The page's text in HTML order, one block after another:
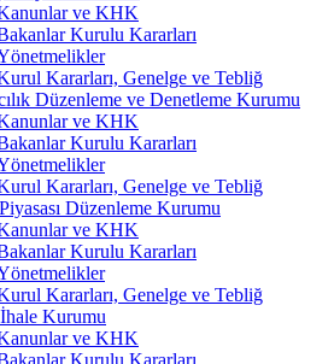
ve KHK
Kurulu Kararları
Kararları, Genelge ve Tebliğ
Düzenleme ve Denetleme Kurumu
ve KHK
Kurulu Kararları
Kararları, Genelge ve Tebliğ
Düzenleme Kurumu
ve KHK
Kurulu Kararları
Kararları, Genelge ve Tebliğ
Kurumu
ve KHK
Kurulu Kararları